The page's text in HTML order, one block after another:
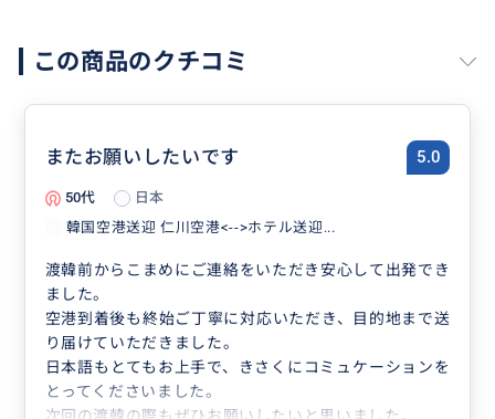
この商品のクチコミ
またお願いしたいです 5.0
50代
日本
韓国空港送迎 仁川空港<-->ホテル送迎...
渡韓前からこまめにご連絡をいただき安心して出発でき
ました。
空港到着後も終始ご丁寧に対応いただき、目的地まで送
り届けていただきました。
日本語もとてもお上手で、きさくにコミュケーションを
とってくださいました。